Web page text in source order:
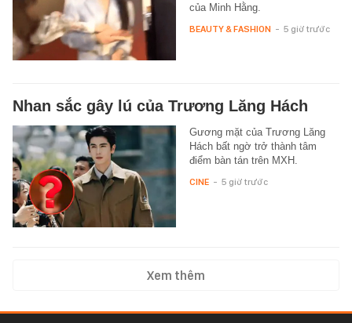
của Minh Hằng.
BEAUTY & FASHION - 5 giờ trước
Nhan sắc gây lú của Trương Lăng Hách
Gương mặt của Trương Lăng
Hách bất ngờ trở thành tâm
điểm bàn tán trên MXH.
CINE - 5 giờ trước
Xem thêm